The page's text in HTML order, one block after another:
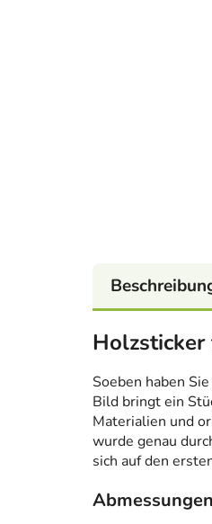
Holzsticker
Soeben haben
Bild bringt ein
Materialien und
wurde genau
sich auf den